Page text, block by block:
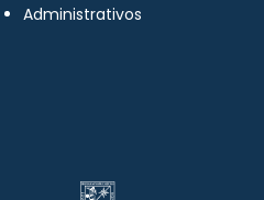
Administrativos